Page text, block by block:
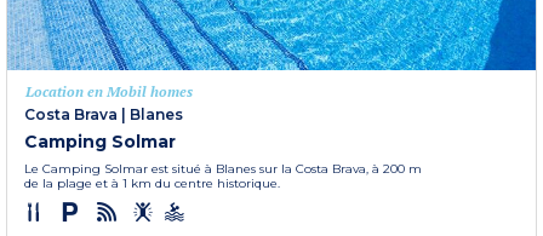
Location en Mobil homes
Costa Brava | Blanes
Camping Solmar
Le Camping Solmar est situé à Blanes sur la Costa Brava, à 200 m
de la plage et à 1 km du centre historique.